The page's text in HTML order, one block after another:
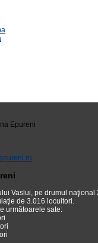
Epureni
Vaslui, pe drumul naţional
de 3.016 locuitori.
următoarele sate: